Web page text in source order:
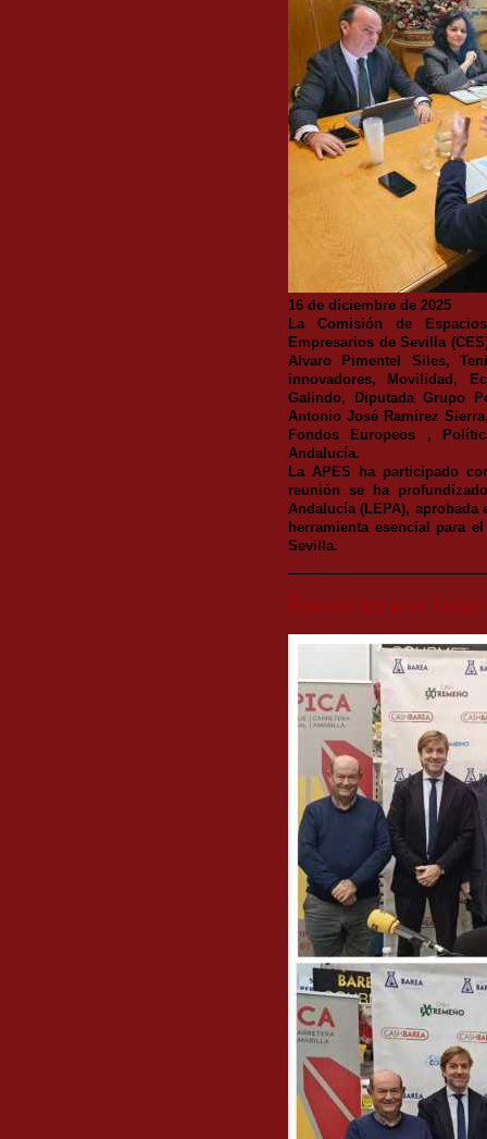
16 de diciembre de 2025
La Comisión de
Empresarios de Sevilla
Alvaro Pimentel Siles,
innovadores, Movilidad,
Galindo, Diputada Grupo
Antonio José Ramírez
Fondos Europeos ,
Andalucía.
La APES ha participado
reunión se ha
Andalucía (LEPA),
herramienta esencial para
Sevilla.
Encuentro con